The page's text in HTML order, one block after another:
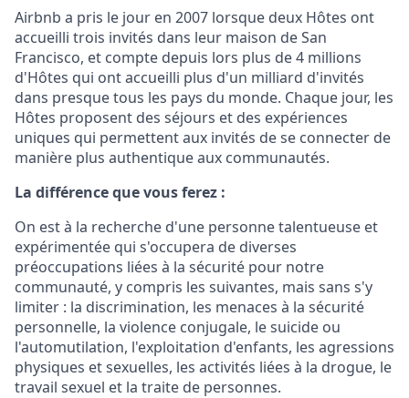
Airbnb a pris le jour en 2007 lorsque deux Hôtes ont
accueilli trois invités dans leur maison de San
Francisco, et compte depuis lors plus de 4 millions
d'Hôtes qui ont accueilli plus d'un milliard d'invités
dans presque tous les pays du monde. Chaque jour, les
Hôtes proposent des séjours et des expériences
uniques qui permettent aux invités de se connecter de
manière plus authentique aux communautés.
La différence que vous ferez :
On est à la recherche d'une personne talentueuse et
expérimentée qui s'occupera de diverses
préoccupations liées à la sécurité pour notre
communauté, y compris les suivantes, mais sans s'y
limiter : la discrimination, les menaces à la sécurité
personnelle, la violence conjugale, le suicide ou
l'automutilation, l'exploitation d'enfants, les agressions
physiques et sexuelles, les activités liées à la drogue, le
travail sexuel et la traite de personnes.